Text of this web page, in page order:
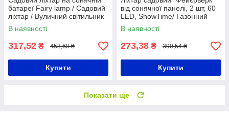
батареї Fairy lamp / Садовий
ліхтар / Вуличний світильник
В наявності
317,52 ₴ 453,60 ₴
Купити
від сонячної панелі, 2 шт, 60
LED, ShowTime/ Газонний
ліхтар від сонячної енергії
В наявності
273,38 ₴ 390,54 ₴
Купити
Показати ще